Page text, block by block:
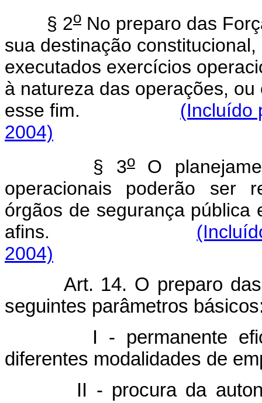
§ 2o No preparo das
sua destinação
executados exercícios
à natureza das operações,
esse fim. (Incluído
2004)
§ 3oO
operacionais poderão ser
órgãos de segurança pública
afins.
2004)
Art. 14. O preparo
seguintes parâmetros
I - permanente
diferentes modalidades de
II - procura da